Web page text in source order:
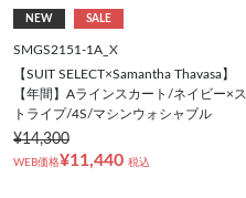
NEW SALE
SMGS2151-1A_X
【SUIT SELECT×Samantha Thavasa】
【年間】Aラインスカート/ネイビー×ス
トライプ/4S/マシンウォシャブル
¥14,300
WEB価格¥11,440 税込